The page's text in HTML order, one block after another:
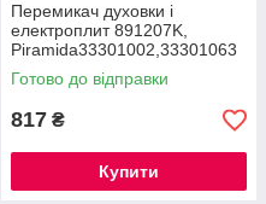
Перемикач духовки і
електроплит 891207K,
Piramida33301002,33301063
Готово до відправки
817 ₴
Купити